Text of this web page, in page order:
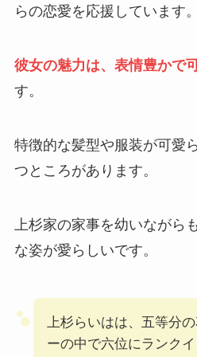
らの恋愛を応援しています。
彼女の魅力は、表情豊かで
す。
特徴的な髪型や服装が可愛
つところがあります。
上杉家の家事を幼いながら
な姿が愛らしいです。
上杉らいはは、五等分
ーの中で六位にランクイ